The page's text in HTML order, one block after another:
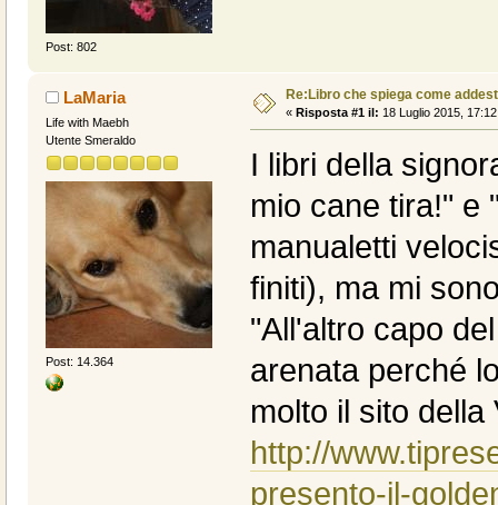
Post: 802
LaMaria
Life with Maebh
Utente Smeraldo
Post: 14.364
Re:Libro che spiega come
« Risposta #1 il: 18 Luglio 2015,
I libri della
mio cane tira!" e
manualetti
finiti), ma mi
"All'altro capo
arenata perché
molto il sito della
http://
presento-il-